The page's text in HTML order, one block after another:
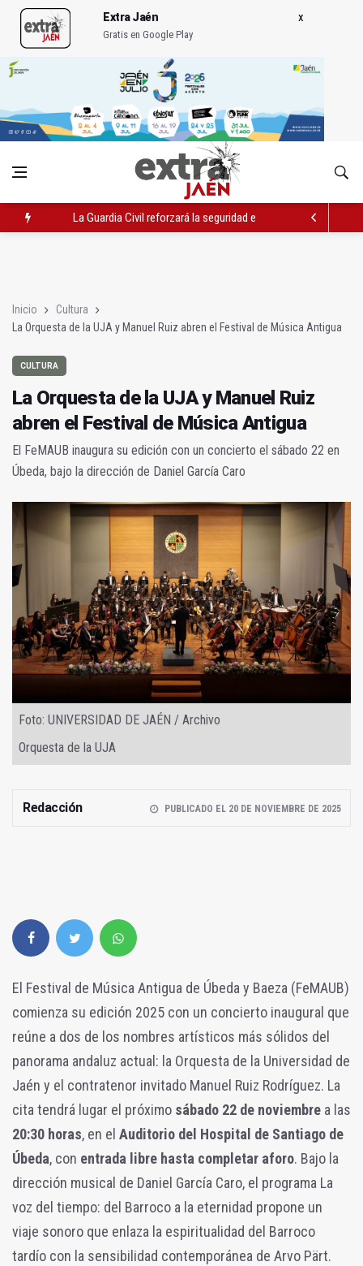
Extra Jaén
Gratis en Google Play
La Guardia Civil reforzará la seguridad el 12 de agosto por el
Inicio
Cultura
La Orquesta de la UJA y Manuel Ruiz abren el Festival de Música Antigua
CULTURA
La Orquesta de la UJA y Manuel Ruiz
abren el Festival de Música Antigua
El FeMAUB inaugura su edición con un concierto el sábado 22 en
Úbeda, bajo la dirección de Daniel García Caro
Foto: UNIVERSIDAD DE JAÉN / Archivo
Orquesta de la UJA
Redacción PUBLICADO EL 20 DE NOVIEMBRE DE 2025
El Festival de Música Antigua de Úbeda y Baeza (FeMAUB)
comienza su edición 2025 con un concierto inaugural que
reúne a dos de los nombres artísticos más sólidos del
panorama andaluz actual: la Orquesta de la Universidad de
Jaén y el contratenor invitado Manuel Ruiz Rodríguez. La
cita tendrá lugar el próximo sábado 22 de noviembre a las
20:30 horas, en el Auditorio del Hospital de Santiago de
Úbeda, con entrada libre hasta completar aforo. Bajo la
dirección musical de Daniel García Caro, el programa La
voz del tiempo: del Barroco a la eternidad propone un
viaje sonoro que enlaza la espiritualidad del Barroco
tardío con la sensibilidad contemporánea de Arvo Pärt.